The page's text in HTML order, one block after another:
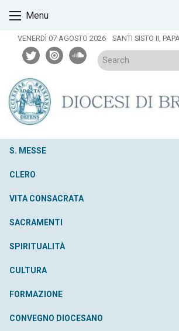
content
Menu
VENERDÌ 07 AGOSTO 2026 SANTI SISTO II,
twitterissuusoundcloud
S. MESSE
CLERO
VITA CONSACRATA
SACRAMENTI
SPIRITUALITÀ
CULTURA
FORMAZIONE
CONVEGNO DIOCESANO